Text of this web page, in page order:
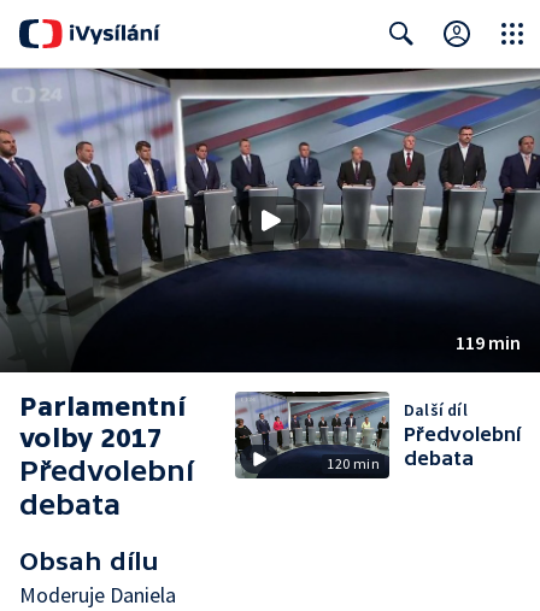
Search Close
119 min
Parlamentní
volby 2017
Předvolební
debata
Obsah dílu
Moderuje Daniela
120 min
Další díl
Předvolební
debata